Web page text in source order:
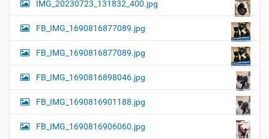
IMG_20230723_131832_400.jpg
FB_IMG_1690816877089.jpg
FB_IMG_1690816877089.jpg
FB_IMG_1690816898046.jpg
FB_IMG_1690816901188.jpg
FB_IMG_1690816906060.jpg